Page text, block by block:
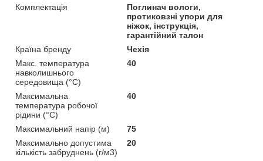
Комплектація
Поглинач вологи,
протиковзні упори для
ніжок, інструкція,
гарантійний талон
Країна бренду
Чехія
Макс. температура
навколишнього
середовища (°C)
40
Максимальна
температура робочої
рідини (°C)
40
Максимальний напір (м)
75
Максимально допустима
кількість забруднень (г/м3)
20